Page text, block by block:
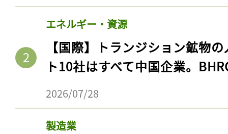
エネルギー・資源
【国際】トランジション鉱物
ト10社はすべて中国企業。
2026/07/28
製造業